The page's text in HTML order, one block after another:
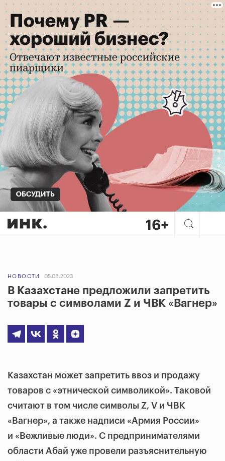
НОВОСТИ 05.08.2023
В Казахстане предложили запретить
товары с символами Z и ЧВК «Вагнер»
Казахстан может запретить ввоз и продажу
товаров с «этнической символикой». Таковой
считают в том числе символы Z, V и ЧВК
«Вагнер», а также надписи «Армия России»
и «Вежливые люди». С предпринимателями
области Абай уже провели разъяснительную